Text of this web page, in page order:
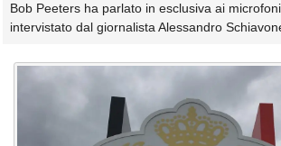
Bob Peeters ha parlato in esclusiva ai
intervistato dal giornalista Alessandro